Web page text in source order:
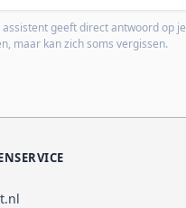
geeft direct antwoord op je
maar kan zich soms vergissen.